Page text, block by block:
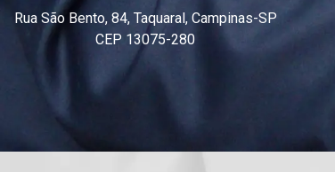
Rua São Bento, 84, Taquaral, Campinas-SP
CEP 13075-280